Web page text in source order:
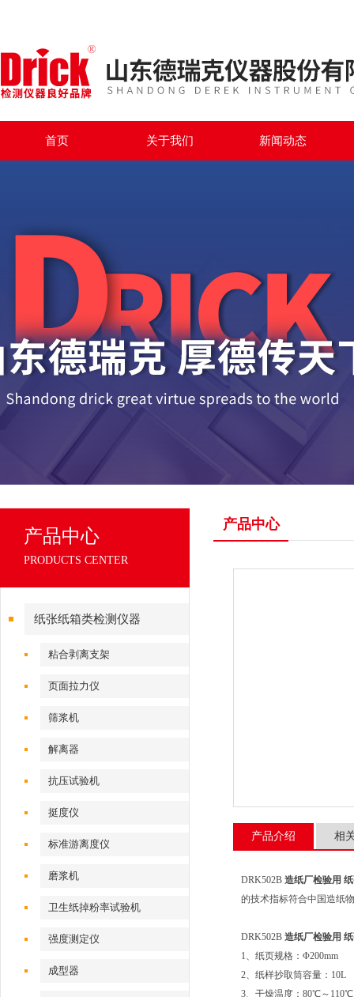
首页 关于我们 新闻动态
产品中心
PRODUCTS CENTER
纸张纸箱类检测仪器
粘合剥离支架
页面拉力仪
筛浆机
解离器
抗压试验机
挺度仪
标准游离度仪
磨浆机
卫生纸掉粉率试验机
强度测定仪
成型器
产品中心
产品介绍 相
DRK502B 造纸厂检验用
的技术指标符合中国造纸
DRK502B 造纸厂检验用
1、纸页规格：Φ200mm
2、纸样抄取筒容量：10L
3、干燥温度：80℃～110℃